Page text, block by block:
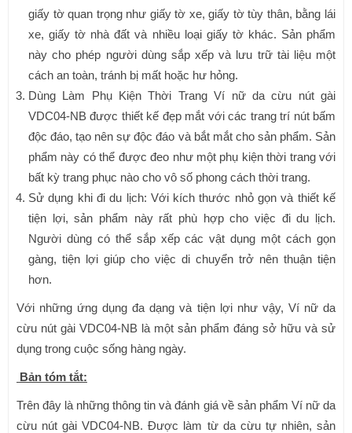
giấy tờ quan trọng như giấy tờ xe, giấy tờ tùy thân, bằng lái
xe, giấy tờ nhà đất và nhiều loại giấy tờ khác. Sản phẩm
này cho phép người dùng sắp xếp và lưu trữ tài liệu một
cách an toàn, tránh bị mất hoặc hư hỏng.
Dùng Làm Phụ Kiện Thời Trang Ví nữ da cừu nút gài
VDC04-NB được thiết kế đẹp mắt với các trang trí nút bấm
độc đáo, tạo nên sự độc đáo và bắt mắt cho sản phẩm. Sản
phẩm này có thể được đeo như một phụ kiện thời trang với
bất kỳ trang phục nào cho vô số phong cách thời trang.
Sử dụng khi đi du lịch: Với kích thước nhỏ gọn và thiết kế
tiện lợi, sản phẩm này rất phù hợp cho việc đi du lịch.
Người dùng có thể sắp xếp các vật dụng một cách gọn
gàng, tiện lợi giúp cho việc di chuyển trở nên thuận tiện
hơn.
Với những ứng dụng đa dạng và tiện lợi như vậy, Ví nữ da
cừu nút gài VDC04-NB là một sản phẩm đáng sở hữu và sử
dụng trong cuộc sống hàng ngày.
Bản tóm tắt:
Trên đây là những thông tin và đánh giá về sản phẩm Ví nữ da
cừu nút gài VDC04-NB. Được làm từ da cừu tự nhiên, sản